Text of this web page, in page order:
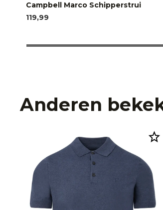
Campbell Marco Schipperstrui
119,99
Anderen